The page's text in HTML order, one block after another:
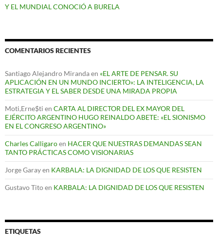
Y EL MUNDIAL CONOCIÓ A BURELA
COMENTARIOS RECIENTES
Santiago Alejandro Mirandaen «EL ARTE DE PENSAR. SU
APLICACIÓN EN UN MUNDO INCIERTO»: LA INTELIGENCIA, LA
ESTRATEGIA Y EL SABER DESDE UNA MIRADA PROPIA
Moti,Erne$ti en CARTA AL DIRECTOR DEL EX MAYOR DEL
EJÉRCITO ARGENTINO HUGO REINALDO ABETE: «EL SIONISMO
EN EL CONGRESO ARGENTINO»
Charles Calligaroen HACER QUE NUESTRAS DEMANDAS SEAN
TANTO PRÁCTICAS COMO VISIONARIAS
Jorge Garayen KARBALA: LA DIGNIDAD DE LOS QUE RESISTEN
Gustavo Titoen KARBALA: LA DIGNIDAD DE LOS QUE RESISTEN
ETIQUETAS